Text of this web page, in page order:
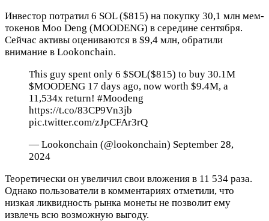
Инвестор потратил 6 SOL ($815) на покупку 30,1 млн мем-
токенов Moo Deng (MOODENG) в середине сентября.
Сейчас активы оцениваются в $9,4 млн, обратили
внимание в Lookonchain.
This guy spent only 6 $SOL($815) to buy 30.1M
$MOODENG 17 days ago, now worth $9.4M, a
11,534x return! #Moodeng
https://t.co/83CP9Vn3jb
pic.twitter.com/zJpCFAr3rQ
— Lookonchain (@lookonchain) September 28,
2024
Теоретически он увеличил свои вложения в 11 534 раза.
Однако пользователи в комментариях отметили, что
низкая ликвидность рынка монеты не позволит ему
извлечь всю возможную выгоду.